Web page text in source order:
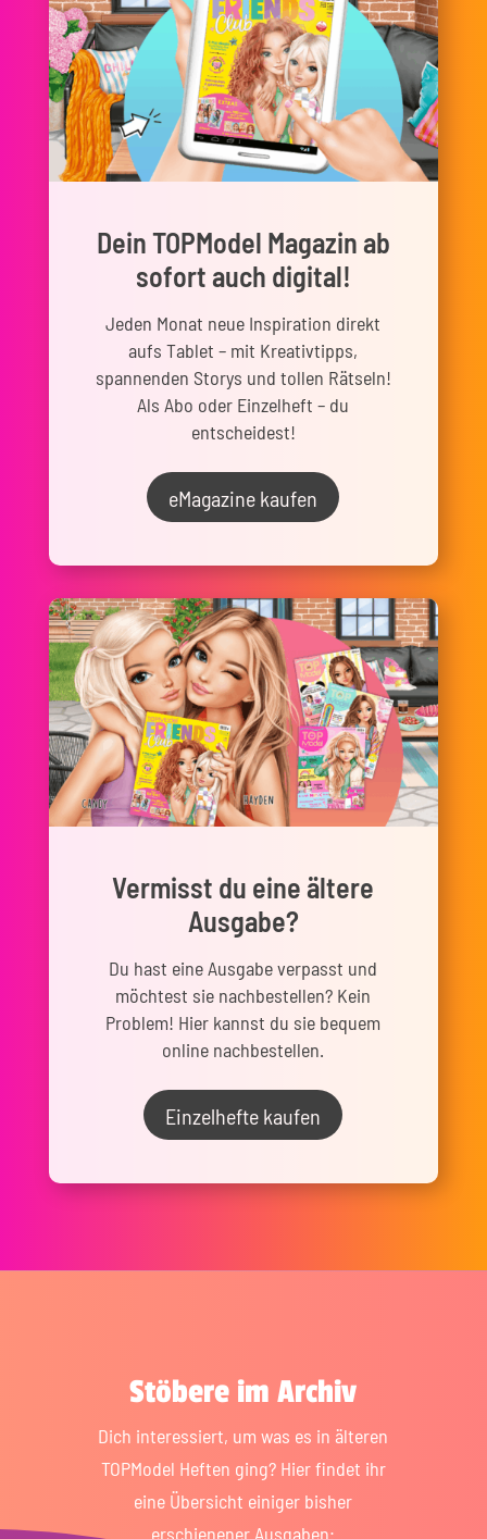
Dein TOPModel Magazin ab
sofort auch digital!
Jeden Monat neue Inspiration direkt
aufs Tablet – mit Kreativtipps,
spannenden Storys und tollen Rätseln!
Als Abo oder Einzelheft – du
entscheidest!
eMagazine kaufen
Vermisst du eine ältere
Ausgabe?
Du hast eine Ausgabe verpasst und
möchtest sie nachbestellen? Kein
Problem! Hier kannst du sie bequem
online nachbestellen.
Einzelhefte kaufen
Stöbere im Archiv
Dich interessiert, um was es in älteren
TOPModel Heften ging? Hier findet ihr
eine Übersicht einiger bisher
erschienener Ausgaben: